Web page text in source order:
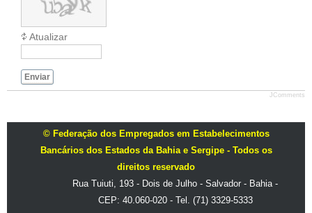
Atualizar
Enviar
JComments
© Federação dos Empregados em Estabelecimentos
Bancários dos Estados da Bahia e Sergipe - Todos os
direitos reservado
Rua Tuiuti, 193 - Dois de Julho - Salvador - Bahia -
CEP: 40.060-020 - Tel. (71) 3329-5333